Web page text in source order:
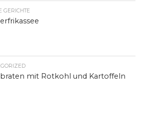
GERICHTE
mit Rotkohl und Kartoffeln